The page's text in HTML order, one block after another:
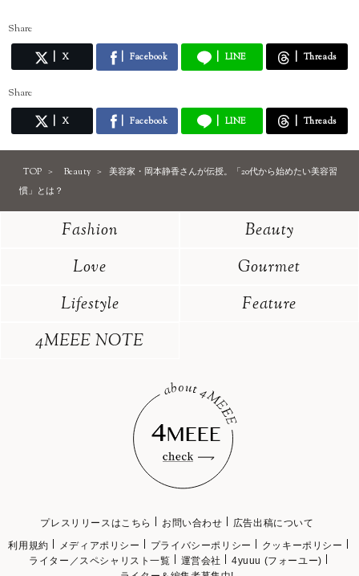
Share
X Facebook LINE Threads
Share
X Facebook LINE Threads
TOP Beauty
美容家・岡本静香さんが伝授。「20代から始めたい美容習
慣」とは？
Fashion
Beauty
Love
Gourmet
Lifestyle
Feature
4MEEE NOTE
プレスリリースはこちら お問い合わせ
広告出稿について
利用規約
メディアポリシー プライバシーポリシー
クッキーポリシー
ライター／スペシャリスト一覧
運営会社
4yuuu (フォーユー)